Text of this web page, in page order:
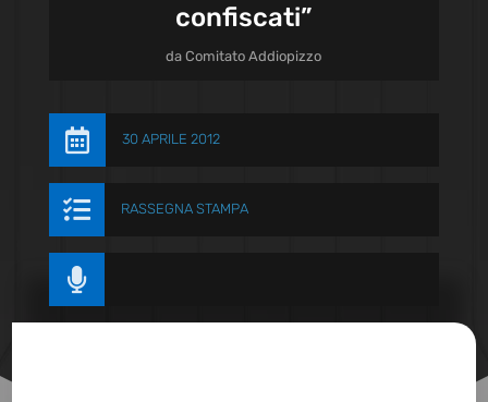
confiscati”
daComitato Addiopizzo
 30 APRILE 2012
 RASSEGNA STAMPA
